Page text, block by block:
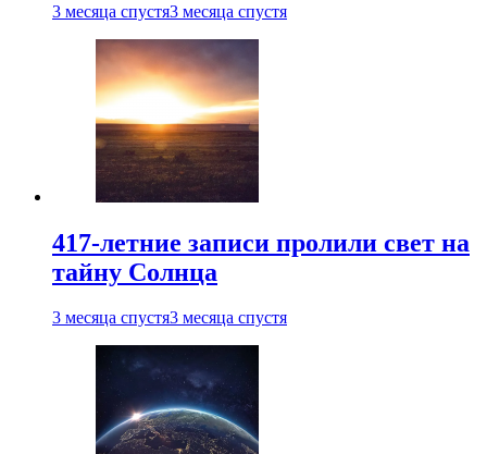
3 месяца спустя3 месяца спустя
417-летние записи пролили свет на
тайну Солнца
3 месяца спустя3 месяца спустя